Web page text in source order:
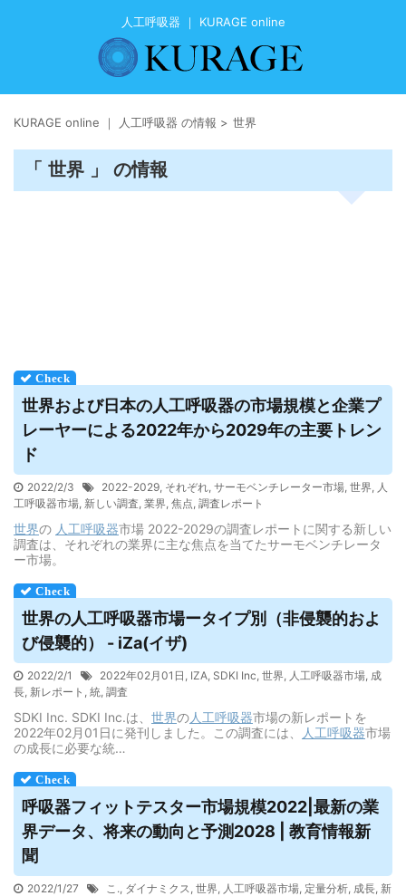
人工呼吸器 ｜ KURAGE online
KURAGE online ｜ 人工呼吸器 の情報 > 世界
「 世界 」 の情報
世界および日本の人工呼吸器の市場規模と企業プ
レーヤーによる2022年から2029年の主要トレン
ド
2022/2/3 2022-2029, それぞれ, サーモベンチレーター市場, 世界, 人
工呼吸器市場, 新しい調査, 業界, 焦点, 調査レポート
世界の 人工呼吸器市場 2022-2029の調査レポートに関する新しい
調査は、それぞれの業界に主な焦点を当てたサーモベンチレータ
ー市場。
世界の人工呼吸器市場ータイプ別（非侵襲的およ
び侵襲的） - iZa(イザ)
2022/2/1 2022年02月01日 , IZA, SDKI Inc, 世界, 人工呼吸器市場, 成
長, 新レポート , 統, 調査
SDKI Inc. SDKI Inc.は、 世界の人工呼吸器市場の新レポートを
2022年02月01日に発刊しました。この調査には、
人工呼吸器市場
の成長に必要な統…
呼吸器フィットテスター市場規模2022|最新の業
界データ、将来の動向と予測2028 | 教育情報新
聞
2022/1/27 こ., ダイナミクス, 世界, 人工呼吸器市場, 定量分析, 成長, 新